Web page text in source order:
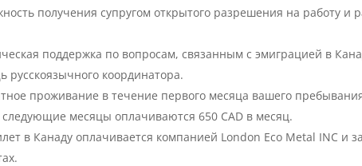
получения супругом открытого разрешения на работу
поддержка по вопросам, связанным с эмиграцией в
русскоязычного координатора.
проживание в течение первого месяца вашего
месяцы оплачиваются 650 CAD в месяц.
в Канаду оплачивается компанией London Eco Metal INC и